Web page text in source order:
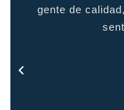
gente de